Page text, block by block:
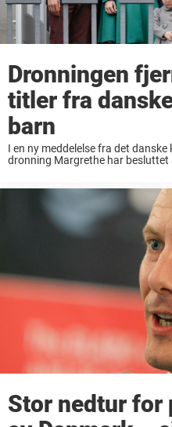
Dronningen
titler fra
barn
I en ny meddelelse fra det
dronning Margrethe har
Stor nedtur for